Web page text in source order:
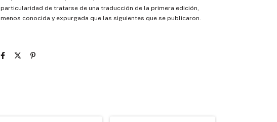
particularidad de tratarse de una traducción de la primera edición,
menos conocida y expurgada que las siguientes que se publicaron.